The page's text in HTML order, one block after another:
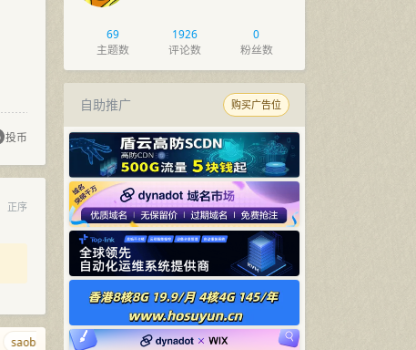
投币
正序
saobi.net aishabi.com b.kiwi diaozhui.com 347.cn
69
主题数
1926
评论数
0
粉丝数
自助推广 购买广告位